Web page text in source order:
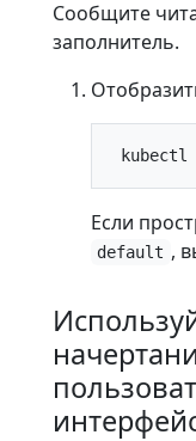
Сообщите
заполнитель.
Если
default ,